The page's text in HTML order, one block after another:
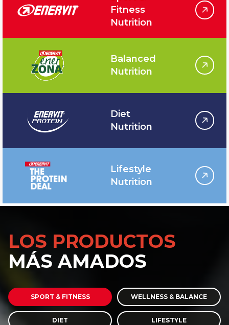
Fitness
Nutrition
Balanced
Nutrition
Diet
Nutrition
Lifestyle
Nutrition
LOS PRODUCTOS
MÁS AMADOS
SPORT & FITNESS WELLNESS & BALANCE
DIET LIFESTYLE